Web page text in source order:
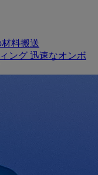
料搬送
ング 迅速なオンボ